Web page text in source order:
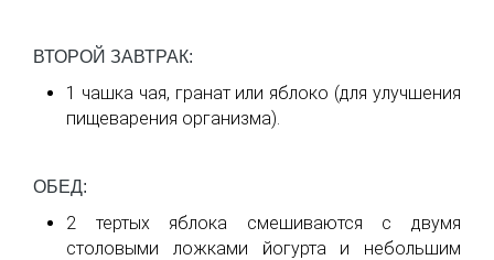
ВТОРОЙ ЗАВТРАК:
1 чашка чая, гранат или яблоко (для улучшения
пищеварения организма).
ОБЕД:
2 тертых яблока смешиваются с двумя
столовыми ложками йогурта и небольшим